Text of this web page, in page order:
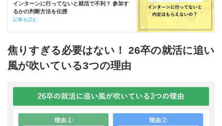
インターンに行ってないと就活で不利？ 参加す
るかの判断方法を伝授
記事を読む
焦りすぎる必要はない！ 26卒の就活に追い
風が吹いている3つの理由